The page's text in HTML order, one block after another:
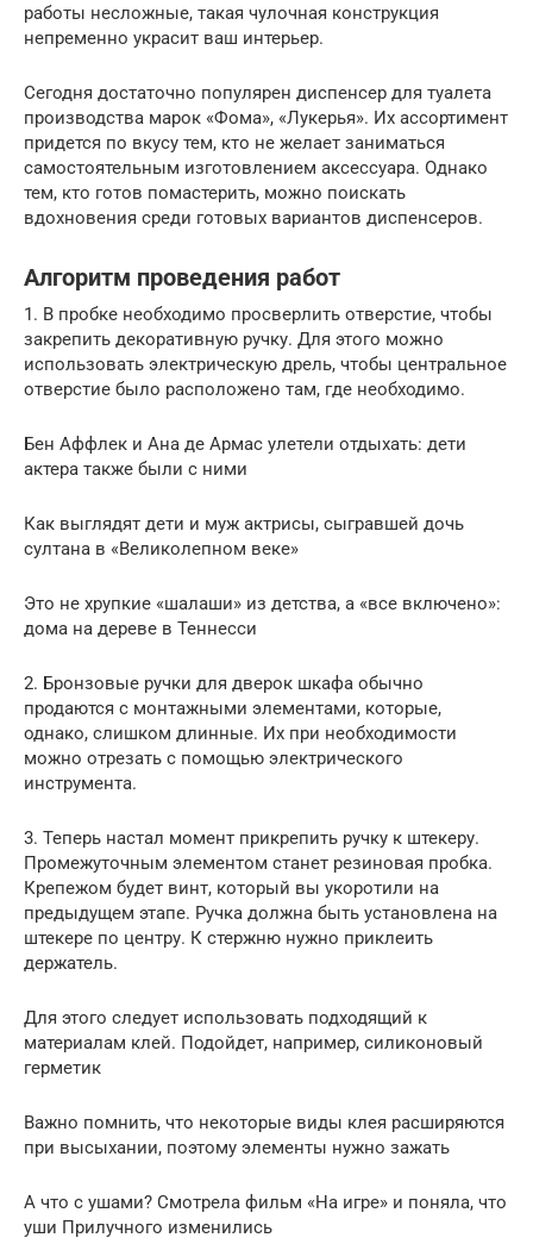
работы несложные, такая чулочная конструкция
непременно украсит ваш интерьер.
Сегодня достаточно популярен диспенсер для туалета
производства марок «Фома», «Лукерья». Их ассортимент
придется по вкусу тем, кто не желает заниматься
самостоятельным изготовлением аксессуара. Однако
тем, кто готов помастерить, можно поискать
вдохновения среди готовых вариантов диспенсеров.
Алгоритм проведения работ
1. В пробке необходимо просверлить отверстие, чтобы
закрепить декоративную ручку. Для этого можно
использовать электрическую дрель, чтобы центральное
отверстие было расположено там, где необходимо.
Бен Аффлек и Ана де Армас улетели отдыхать: дети
актера также были с ними
Как выглядят дети и муж актрисы, сыгравшей дочь
султана в «Великолепном веке»
Это не хрупкие «шалаши» из детства, а «все включено»:
дома на дереве в Теннесси
2. Бронзовые ручки для дверок шкафа обычно
продаются с монтажными элементами, которые,
однако, слишком длинные. Их при необходимости
можно отрезать с помощью электрического
инструмента.
3. Теперь настал момент прикрепить ручку к штекеру.
Промежуточным элементом станет резиновая пробка.
Крепежом будет винт, который вы укоротили на
предыдущем этапе. Ручка должна быть установлена на
штекере по центру. К стержню нужно приклеить
держатель.
Для этого следует использовать подходящий к
материалам клей. Подойдет, например, силиконовый
герметик
Важно помнить, что некоторые виды клея расширяются
при высыхании, поэтому элементы нужно зажать
А что с ушами? Смотрела фильм «На игре» и поняла, что
уши Прилучного изменились